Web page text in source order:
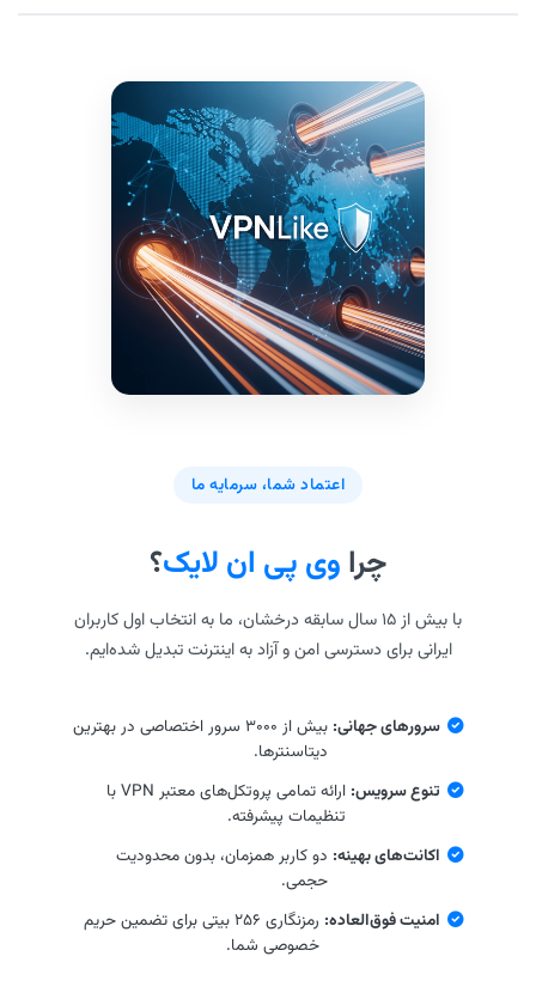
اعتماد شما، سرمایه ما
چرا وی پی ان لایک؟
با بیش از ۱۵ سال سابقه درخشان، ما به انتخاب اول کاربران
ایرانی برای دسترسی امن و آزاد به اینترنت تبدیل شده‌ایم.
سرورهای جهانی:
بیش از ۳۰۰۰ سرور اختصاصی در بهترین
دیتاسنترها.
تنوع سرویس:
ارائه تمامی پروتکل‌های معتبر VPN با
تنظیمات پیشرفته.
اکانت‌های بهینه: دو کاربر همزمان، بدون محدودیت
حجمی.
امنیت فوق‌العاده:
رمزنگاری ۲۵۶ بیتی برای تضمین حریم
خصوصی شما.